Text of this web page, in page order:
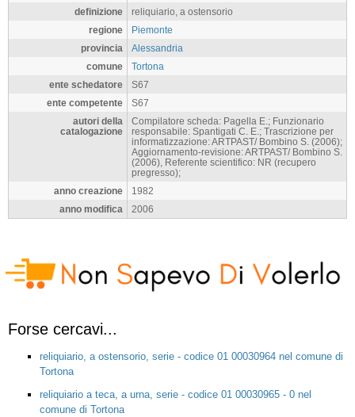
definizione
reliquiario, a ostensorio
regione
Piemonte
provincia
Alessandria
comune
Tortona
ente schedatore
S67
ente competente
S67
autori della
catalogazione
Compilatore scheda: Pagella E.; Funzionario
responsabile: Spantigati C. E.; Trascrizione per
informatizzazione: ARTPAST/ Bombino S. (2006);
Aggiornamento-revisione: ARTPAST/ Bombino S.
(2006), Referente scientifico: NR (recupero
pregresso);
anno creazione
1982
anno modifica
2006
Forse cercavi...
reliquiario, a ostensorio, serie - codice 01 00030964 nel comune di
Tortona
reliquiario a teca, a urna, serie - codice 01 00030965 - 0 nel
comune di Tortona